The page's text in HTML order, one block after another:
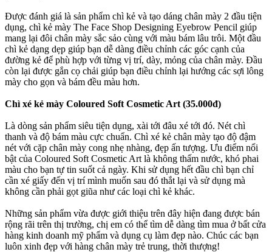
Được đánh giá là sản phẩm chì kẻ và tạo dáng chân mày 2 đầu tiện
dụng, chì kẻ mày The Face Shop Designing Eyebrow Pencil giúp
mang lại đôi chân mày sắc sảo cùng với màu bám lâu trôi. Một đầu
chì kẻ dạng dẹp giúp bạn dễ dàng điều chỉnh các góc cạnh của
đường kẻ để phù hợp với từng vị trí, dày, mỏng của chân mày. Đầu
còn lại được gắn cọ chải giúp bạn điều chỉnh lại hướng các sợi lông
mày cho gọn và bám đều màu hơn.
Chì xé kẻ mày Coloured Soft Cosmetic Art (35.000đ)
Là dòng sản phẩm siêu tiện dụng, xài tới đâu xé tới đó. Nét chì
thanh và độ bám màu cực chuẩn. Chì xé kẻ chân mày tạo độ đậm
nét với cặp chân mày cong nhẹ nhàng, đẹp ấn tượng. Ưu điểm nổi
bật của Coloured Soft Cosmetic Art là không thấm nước, khó phai
màu cho bạn tự tin suốt cả ngày. Khi sử dụng hết đầu chì bạn chỉ
cần xé giấy đến vị trí mình muốn sau đó thắt lại và sử dụng mà
không cần phải gọt giũa như các loại chì kẻ khác.
Những sản phẩm vừa được giới thiệu trên đây hiện đang được bán
rộng rãi trên thị trường, chị em có thể tìm dễ dàng tìm mua ở bất cửa
hàng kinh doanh mỹ phẩm và dụng cụ làm đẹp nào. Chúc các bạn
luôn xinh đẹp với hàng chân mày trẻ trung, thời thượng!